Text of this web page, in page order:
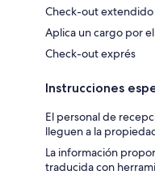
Check-out
Aplica un cargo por
Check-out exprés
Instrucciones
El personal de
lleguen a la
La información
traducida con